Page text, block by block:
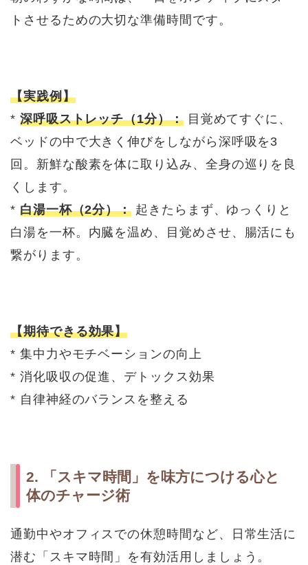
トさせるための大切な準備時間です。
【実践例】
* 深呼吸ストレッチ（1分）：目覚めてすぐに、
ベッドの中で大きく伸びをしながら深呼吸を3
回。新鮮な酸素を体に取り込み、全身の巡りを良
くします。
* 白湯一杯（2分）： 起きたらまず、ゆっくりと
白湯を一杯。内臓を温め、目覚めさせ、腸活にも
繋がります。
【期待できる効果】
* 集中力やモチベーションの向上
* 消化吸収の促進、デトックス効果
* 自律神経のバランスを整える
2. 「スキマ時間」を味方につける心と
体のチャージ術
通勤中やオフィスでの休憩時間など、日常生活に
潜む「スキマ時間」を有効活用しましょう。